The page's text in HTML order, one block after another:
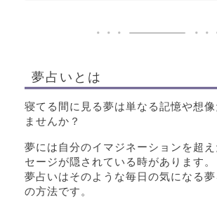
夢占いとは
寝てる間に見る夢は単なる記憶や想
ませんか？
夢には自分のイマジネーションを超
セージが隠されている時があります。
夢占いはそのような毎日の気になる
の方法です。